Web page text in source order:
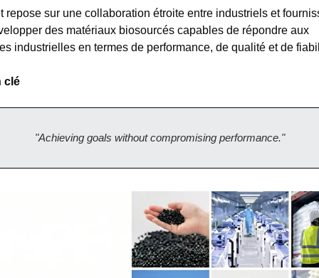
repose sur une collaboration étroite entre industriels et
des matériaux biosourcés capables de répondre aux
industrielles en termes de performance, de qualité et de
clé
"Achieving goals without compromising performance."